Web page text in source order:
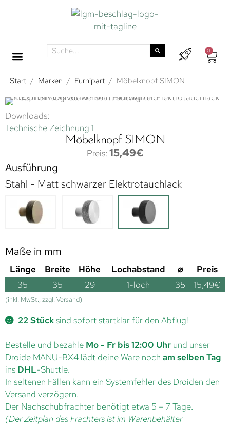
0
Start / Marken / Furnipart / Möbelknopf SIMON
Downloads:
Technische Zeichnung 1
Möbelknopf SIMON
15,49€
Ausführung
Stahl - Matt schwarzer Elektrotauchlack
Maße in mm
Länge Breite Höhe Lochabstand ⌀
Preis
35
35 29 1-loch 35 15,49€
(inkl. MwSt., zzgl. Versand)
22 Stücksind sofort startklar für den Abflug!
Bestelle und bezahle Mo - Fr bis 12:00 Uhr und unser
Droide MANU-BX4 lädt deine Ware noch am selben Tag
ins DHL-Shuttle.
In seltenen Fällen kann ein Systemfehler des Droiden den
Versand verzögern.
Der Nachschubfrachter benötigt etwa 5 – 7 Tage.
(Der Zeitplan des Frachters ist im Warenbehälter